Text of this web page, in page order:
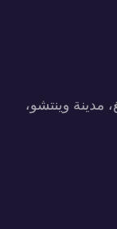
مدينة وينتشو،